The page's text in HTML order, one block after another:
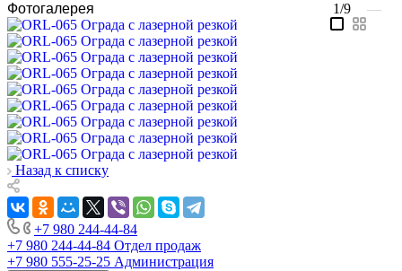
Фотогалерея
1/9 —
Назад к списку
+7 980 244-44-84
+7 980 244-44-84 Отдел продаж
+7 980 555-25-25 Администрация